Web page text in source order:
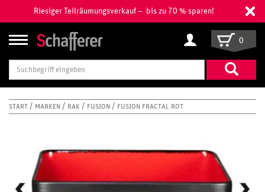
Riesiger Teilräumungsverkauf – bis zu 70 % sparen!
Suchbegriff
eingeben
0
START MARKEN RAK FUSION FUSION FRACTAL ROT